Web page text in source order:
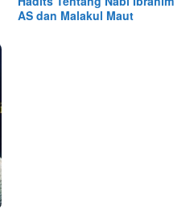
AS dan Malakul Maut